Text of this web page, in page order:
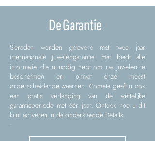
De Garantie
Sieraden worden geleverd met twee jaar
internationale juwelengarantie. Het biedt alle
informatie die u nodig hebt om uw juwelen te
beschermen en omvat onze meest
onderscheidende waarden. Comete geeft u ook
een gratis verlenging van de wettelijke
garantieperiode met één jaar. Ontdek hoe u dit
kunt activeren in de onderstaande Details.